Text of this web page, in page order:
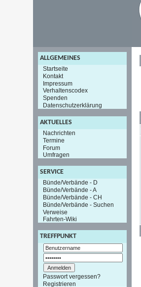
ALLGEMEINES
Startseite
Kontakt
Impressum
Verhaltenscodex
Spenden
Datenschutzerklärung
AKTUELLES
Nachrichten
Termine
Forum
Umfragen
SERVICE
Bünde/Verbände - D
Bünde/Verbände - A
Bünde/Verbände - CH
Bünde/Verbände - Suchen
Verweise
Fahrten-Wiki
TREFFPUNKT
Passwort vergessen?
Registrieren